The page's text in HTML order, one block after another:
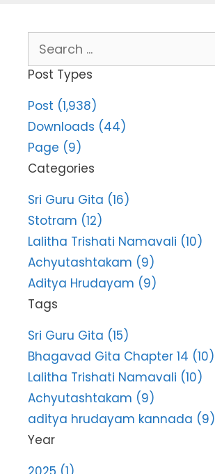
for:
Post Types
Post (1,938)
Downloads (44)
Page (9)
Categories
Sri Guru Gita (16)
Stotram (12)
Lalitha Trishati Namavali (10)
Achyutashtakam (9)
Aditya Hrudayam (9)
Tags
Sri Guru Gita (15)
Bhagavad Gita Chapter 14 (10)
Lalitha Trishati Namavali (10)
Achyutashtakam (9)
aditya hrudayam kannada (9)
Year